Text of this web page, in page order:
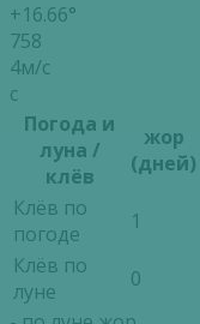
+16.66°
758
4м/с
с
Погода и
луна /
клёв
жор
(дней)
Клёв по
погоде
1
Клёв по
луне
0